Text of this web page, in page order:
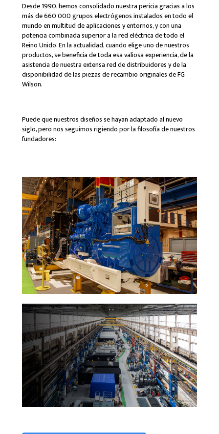
Desde 1990, hemos consolidado nuestra pericia gracias a los
más de 660 000 grupos electrógenos instalados en todo el
mundo en multitud de aplicaciones y entornos, y con una
potencia combinada superior a la red eléctrica de todo el
Reino Unido. En la actualidad, cuando elige uno de nuestros
productos, se beneficia de toda esa valiosa experiencia, de la
asistencia de nuestra extensa red de distribuidores y de la
disponibilidad de las piezas de recambio originales de FG
Wilson.
Puede que nuestros diseños se hayan adaptado al nuevo
siglo, pero nos seguimos rigiendo por la filosofía de nuestros
fundadores: